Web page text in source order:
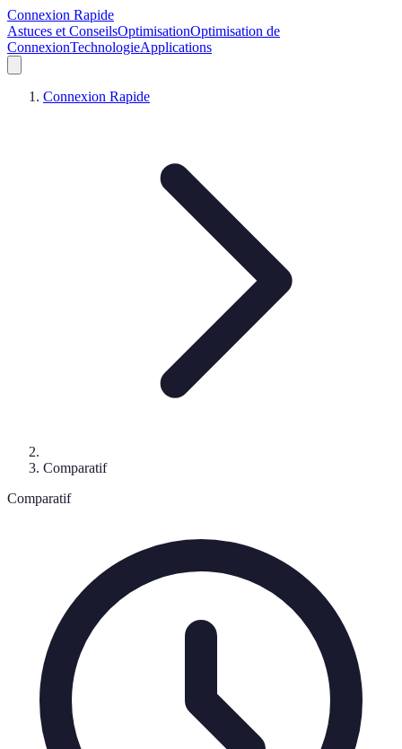
Connexion Rapide
Astuces et ConseilsOptimisationOptimisation de
ConnexionTechnologieApplications
Connexion Rapide
Comparatif
Comparatif